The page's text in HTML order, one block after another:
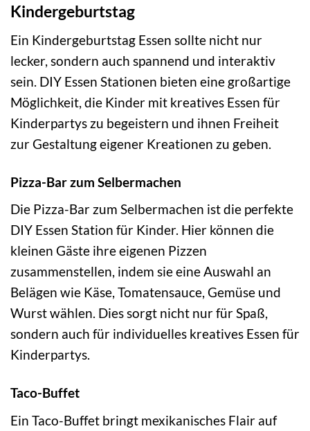
Kindergeburtstag
Ein Kindergeburtstag Essen sollte nicht nur
lecker, sondern auch spannend und interaktiv
sein. DIY Essen Stationen bieten eine großartige
Möglichkeit, die Kinder mit kreatives Essen für
Kinderpartys zu begeistern und ihnen Freiheit
zur Gestaltung eigener Kreationen zu geben.
Pizza-Bar zum Selbermachen
Die Pizza-Bar zum Selbermachen ist die perfekte
DIY Essen Station für Kinder. Hier können die
kleinen Gäste ihre eigenen Pizzen
zusammenstellen, indem sie eine Auswahl an
Belägen wie Käse, Tomatensauce, Gemüse und
Wurst wählen. Dies sorgt nicht nur für Spaß,
sondern auch für individuelles kreatives Essen für
Kinderpartys.
Taco-Buffet
Ein Taco-Buffet bringt mexikanisches Flair auf